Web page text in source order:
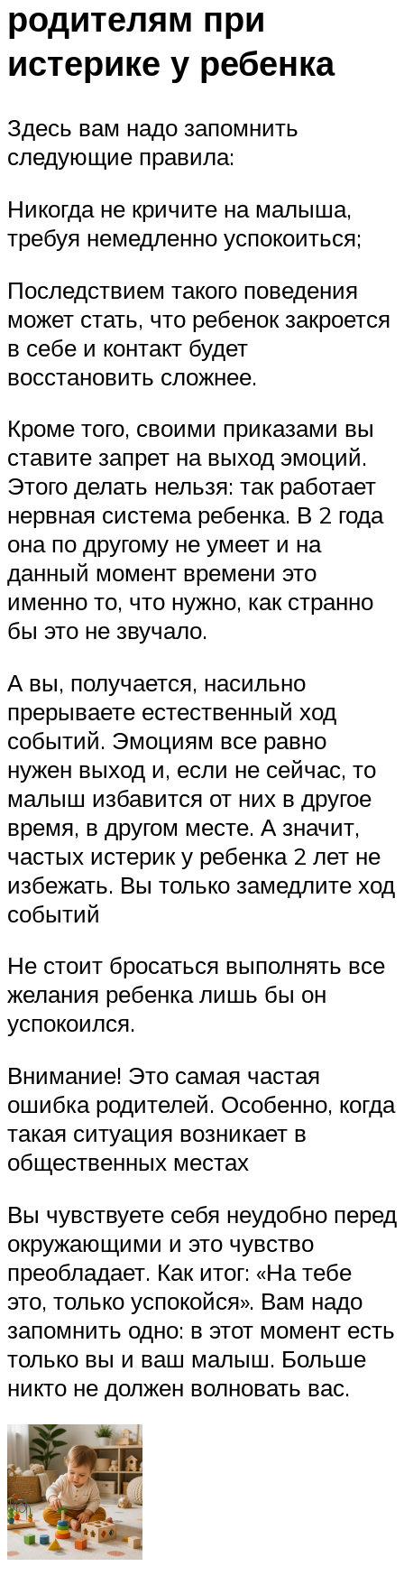
родителям при
истерике у ребенка
Здесь вам надо запомнить
следующие правила:
Никогда не кричите на малыша,
требуя немедленно успокоиться;
Последствием такого поведения
может стать, что ребенок закроется
в себе и контакт будет
восстановить сложнее.
Кроме того, своими приказами вы
ставите запрет на выход эмоций.
Этого делать нельзя: так работает
нервная система ребенка. В 2 года
она по другому не умеет и на
данный момент времени это
именно то, что нужно, как странно
бы это не звучало.
А вы, получается, насильно
прерываете естественный ход
событий. Эмоциям все равно
нужен выход и, если не сейчас, то
малыш избавится от них в другое
время, в другом месте. А значит,
частых истерик у ребенка 2 лет не
избежать. Вы только замедлите ход
событий
Не стоит бросаться выполнять все
желания ребенка лишь бы он
успокоился.
Внимание! Это самая частая
ошибка родителей. Особенно, когда
такая ситуация возникает в
общественных местах
Вы чувствуете себя неудобно перед
окружающими и это чувство
преобладает. Как итог: «На тебе
это, только успокойся». Вам надо
запомнить одно: в этот момент есть
только вы и ваш малыш. Больше
никто не должен волновать вас.